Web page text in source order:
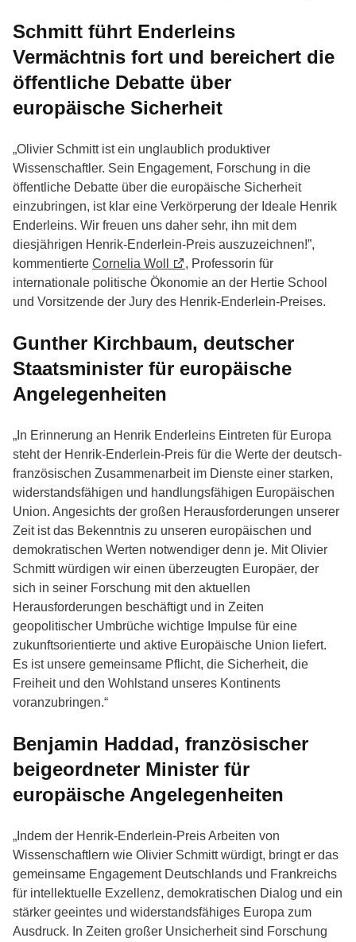
Schmitt führt Enderleins
Vermächtnis fort und bereichert die
öffentliche Debatte über
europäische Sicherheit
„Olivier Schmitt ist ein unglaublich produktiver
Wissenschaftler. Sein Engagement, Forschung in die
öffentliche Debatte über die europäische Sicherheit
einzubringen, ist klar eine Verkörperung der Ideale Henrik
Enderleins. Wir freuen uns daher sehr, ihn mit dem
diesjährigen Henrik-Enderlein-Preis auszuzeichnen!”,
kommentierte Cornelia Woll
, Professorin für
internationale politische Ökonomie an der Hertie School
und Vorsitzende der Jury des Henrik-Enderlein-Preises.
Gunther Kirchbaum, deutscher
Staatsminister für europäische
Angelegenheiten
„In Erinnerung an Henrik Enderleins Eintreten für Europa
steht der Henrik-Enderlein-Preis für die Werte der deutsch-
französischen Zusammenarbeit im Dienste einer starken,
widerstandsfähigen und handlungsfähigen Europäischen
Union. Angesichts der großen Herausforderungen unserer
Zeit ist das Bekenntnis zu unseren europäischen und
demokratischen Werten notwendiger denn je. Mit Olivier
Schmitt würdigen wir einen überzeugten Europäer, der
sich in seiner Forschung mit den aktuellen
Herausforderungen beschäftigt und in Zeiten
geopolitischer Umbrüche wichtige Impulse für eine
zukunftsorientierte und aktive Europäische Union liefert.
Es ist unsere gemeinsame Pflicht, die Sicherheit, die
Freiheit und den Wohlstand unseres Kontinents
voranzubringen.“
Benjamin Haddad, französischer
beigeordneter Minister für
europäische Angelegenheiten
„Indem der Henrik-Enderlein-Preis Arbeiten von
Wissenschaftlern wie Olivier Schmitt würdigt, bringt er das
gemeinsame Engagement Deutschlands und Frankreichs
für intellektuelle Exzellenz, demokratischen Dialog und ein
stärker geeintes und widerstandsfähiges Europa zum
Ausdruck. In Zeiten großer Unsicherheit sind Forschung